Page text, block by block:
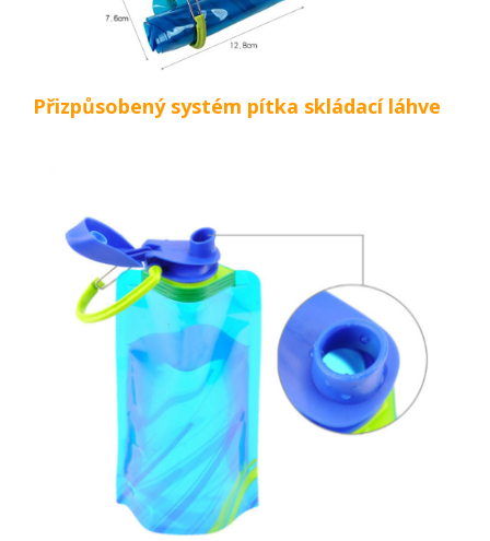
Přizpůsobený systém pítka skládací láhve